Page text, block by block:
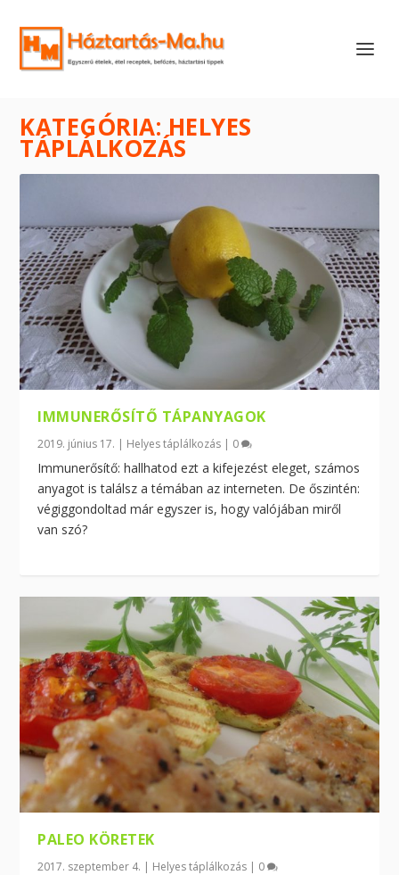
KATEGÓRIA:HELYES
TÁPLÁLKOZÁS
IMMUNERŐSÍTŐ TÁPANYAGOK
2019. június 17. | Helyes táplálkozás | 0
Immunerősítő: hallhatod ezt a kifejezést eleget, számos
anyagot is találsz a témában az interneten. De őszintén:
végiggondoltad már egyszer is, hogy valójában miről
van szó?
PALEO KÖRETEK
2017. szeptember 4. | Helyes táplálkozás | 0